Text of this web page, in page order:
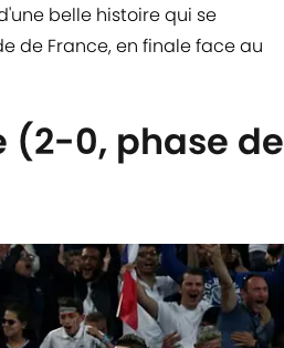
belle histoire qui se
de France, en finale face au
(2-0, phase de